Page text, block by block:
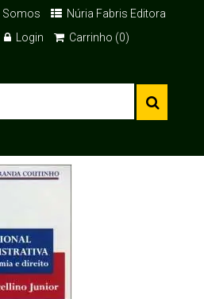
Somos
Núria Fabris Editora
Login Carrinho (0)